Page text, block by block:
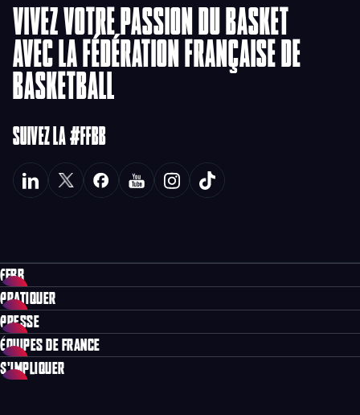
VIVEZ VOTRE PASSION DU BASKET
AVEC LA FÉDÉRATION FRANÇAISE DE
BASKETBALL
SUIVEZ LA #FFBB
FFBB
PRATIQUER
PRESSE
ÉQUIPES DE FRANCE
S'IMPLIQUER